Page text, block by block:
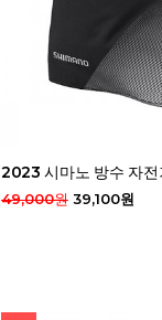
2023 시마노 방수 자전
49,000원39,100원